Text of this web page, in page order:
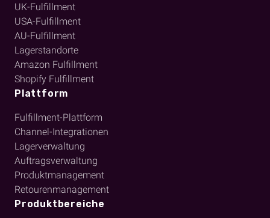
UK-Fulfillment
USA-Fulfillment
AU-Fulfillment
Lagerstandorte
Amazon Fulfillment
Shopify Fulfillment
Plattform
Fulfillment-Plattform
Channel-Integrationen
Lagerverwaltung
Auftragsverwaltung
Produktmanagement
Retourenmanagement
Produktbereiche